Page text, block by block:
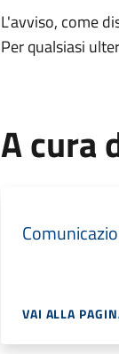
L'avviso, come
Per qualsiasi
A cura
VAI ALLA